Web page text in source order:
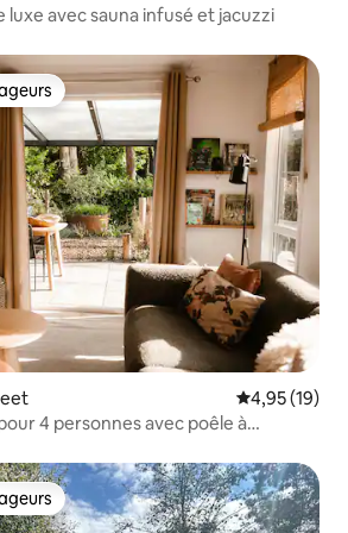
avec sauna infusé et jacuzzi
Évaluation
4,95 (19)
4 personnes avec poêle à